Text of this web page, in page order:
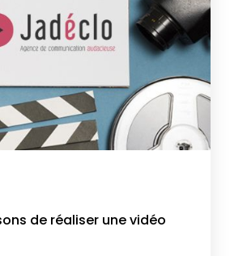
de réaliser une vidéo